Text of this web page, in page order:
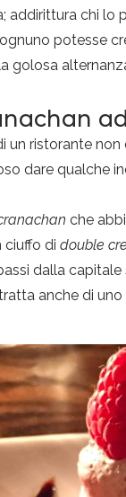
addirittura chi
potesse
golosa
un ristorante
dare qualche
che
ciuffo didouble
dalla
anche di